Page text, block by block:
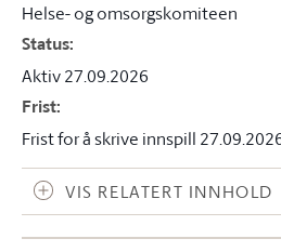
Helse- og omsorgskomiteen
Status:
Aktiv 27.09.2026
Frist:
Frist for å skrive innspill
VIS RELATERT INNHOLD